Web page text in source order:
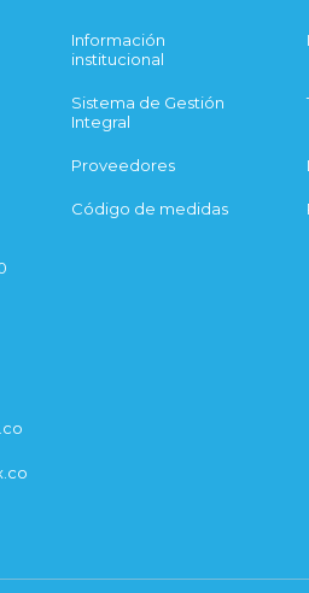
Información
institucional
Sistema de Gestión
Integral
Proveedores
Código de medidas